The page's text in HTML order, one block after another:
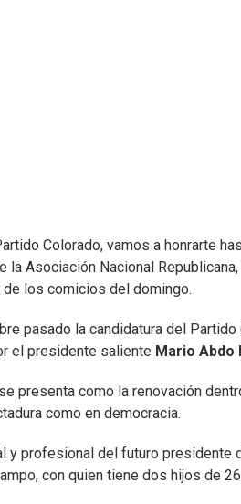
Colorado, vamos a honrarte
la Asociación Nacional
los comicios del domingo.
pasado la candidatura del
el presidente saliente Mario Abdo
presenta como la renovación
como en democracia.
y profesional del futuro
con quien tiene dos hijos de